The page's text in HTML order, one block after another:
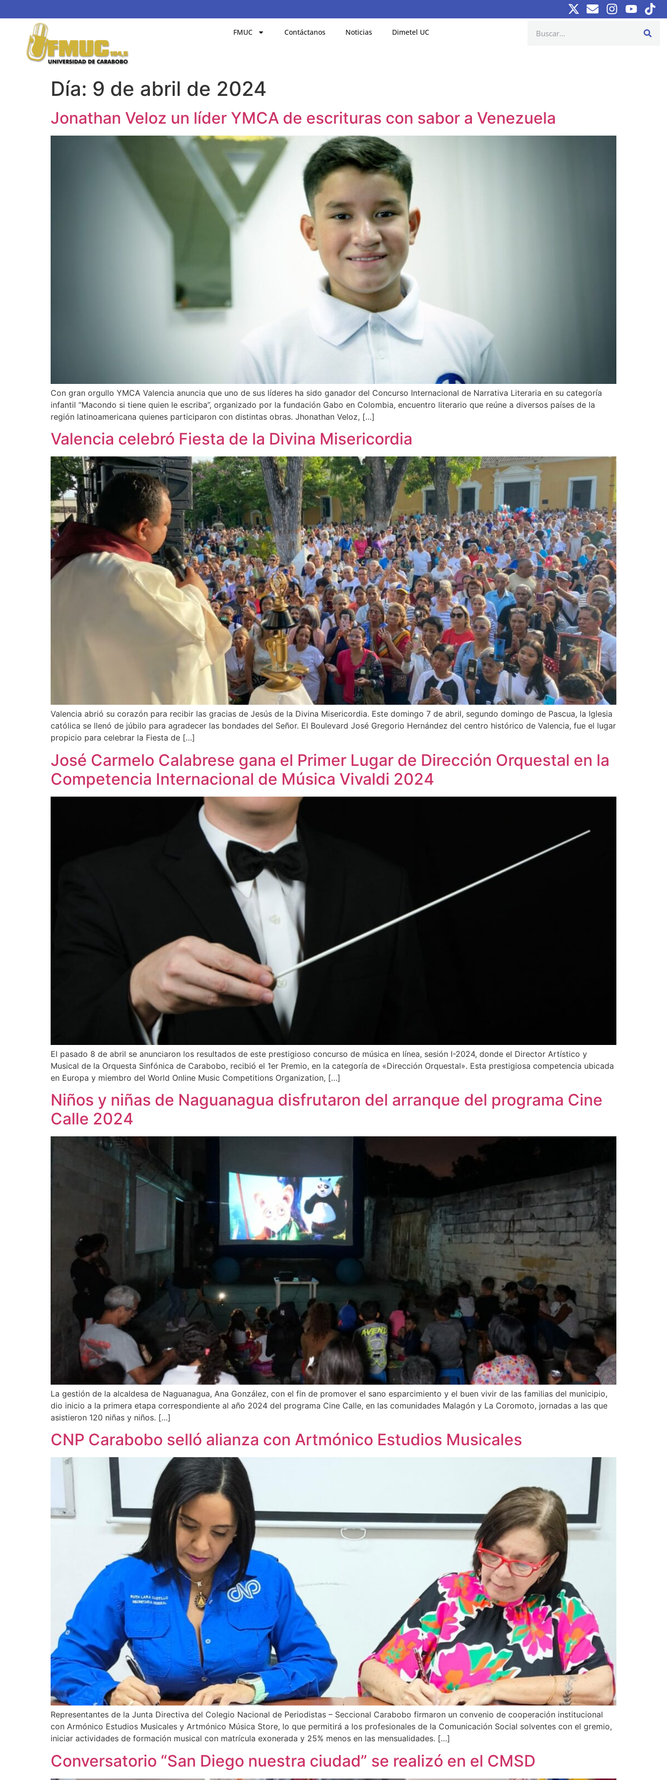
FMUC Contáctanos Noticias Dimetel UC
Día: 9 de abril de 2024
Jonathan Veloz un líder YMCA de escrituras con sabor a Venezuela
Con gran orgullo YMCA Valencia anuncia que uno de sus líderes ha sido ganador del Concurso Internacional de Narrativa Literaria en su categoría
infantil “Macondo si tiene quien le escriba”, organizado por la fundación Gabo en Colombia, encuentro literario que reúne a diversos países de la
región latinoamericana quienes participaron con distintas obras. Jhonathan Veloz, […]
Valencia celebró Fiesta de la Divina Misericordia
Valencia abrió su corazón para recibir las gracias de Jesús de la Divina Misericordia. Este domingo 7 de abril, segundo domingo de Pascua, la Iglesia
católica se llenó de júbilo para agradecer las bondades del Señor. El Boulevard José Gregorio Hernández del centro histórico de Valencia, fue el lugar
propicio para celebrar la Fiesta de […]
José Carmelo Calabrese gana el Primer Lugar de Dirección Orquestal en la
Competencia Internacional de Música Vivaldi 2024
El pasado 8 de abril se anunciaron los resultados de este prestigioso concurso de música en línea, sesión I-2024, donde el Director Artístico y
Musical de la Orquesta Sinfónica de Carabobo, recibió el 1er Premio, en la categoría de «Dirección Orquestal». Esta prestigiosa competencia ubicada
en Europa y miembro del World Online Music Competitions Organization, […]
Niños y niñas de Naguanagua disfrutaron del arranque del programa Cine
Calle 2024
La gestión de la alcaldesa de Naguanagua, Ana González, con el fin de promover el sano esparcimiento y el buen vivir de las familias del municipio,
dio inicio a la primera etapa correspondiente al año 2024 del programa Cine Calle, en las comunidades Malagón y La Coromoto, jornadas a las que
asistieron 120 niñas y niños. […]
CNP Carabobo selló alianza con Artmónico Estudios Musicales
Representantes de la Junta Directiva del Colegio Nacional de Periodistas – Seccional Carabobo firmaron un convenio de cooperación institucional
con Armónico Estudios Musicales y Artmónico Música Store, lo que permitirá a los profesionales de la Comunicación Social solventes con el gremio,
iniciar actividades de formación musical con matrícula exonerada y 25% menos en las mensualidades. […]
Conversatorio “San Diego nuestra ciudad” se realizó en el CMSD